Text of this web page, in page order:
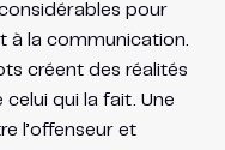
pour
à la communication.
créent des réalités
qui la fait. Une
l’offenseur et